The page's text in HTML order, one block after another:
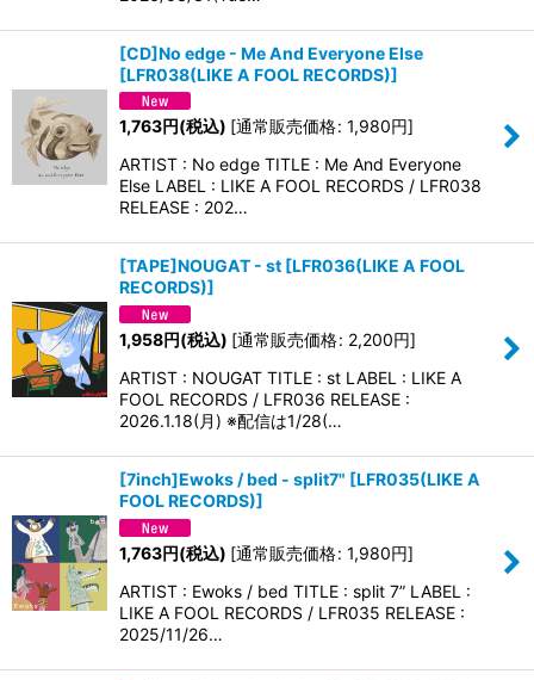
[CD]No edge - Me And Everyone Else
[LFR038(LIKE A FOOL RECORDS)]
1,763円(税込) [通常販売価格: 1,980円]
ARTIST : No edge TITLE : Me And Everyone
Else LABEL : LIKE A FOOL RECORDS / LFR038
RELEASE : 202…
[TAPE]NOUGAT - st [LFR036(LIKE A FOOL
RECORDS)]
1,958円(税込) [通常販売価格: 2,200円]
ARTIST : NOUGAT TITLE : st LABEL : LIKE A
FOOL RECORDS / LFR036 RELEASE :
2026.1.18(月) ※配信は1/28(…
[7inch]Ewoks / bed - split7" [LFR035(LIKE A
FOOL RECORDS)]
1,763円(税込) [通常販売価格: 1,980円]
ARTIST : Ewoks / bed TITLE : split 7” LABEL :
LIKE A FOOL RECORDS / LFR035 RELEASE :
2025/11/26…